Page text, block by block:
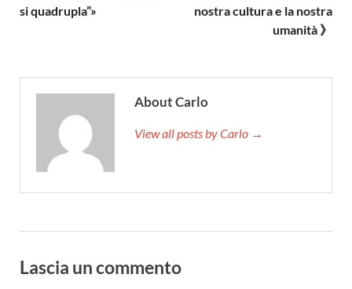
si quadrupla”»
nostra cultura e la nostra
umanità 》
About Carlo
View all posts by Carlo →
Lascia un commento